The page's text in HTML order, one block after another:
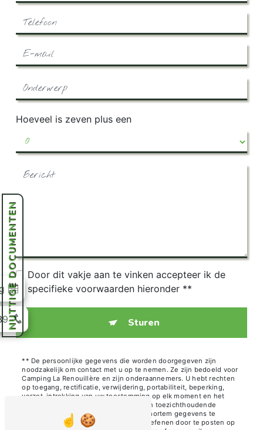
Hoeveel is zeven plus een
Door dit vakje aan te vinken accepteer ik de
specifieke voorwaarden hieronder **
Sturen
** De persoonlijke gegevens die worden doorgegeven zijn
noodzakelijk om contact met u op te nemen. Ze zijn bedoeld voor
Camping La Renouillère en zijn onderaannemers. U hebt rechten
op toegang, rectificatie, verwijdering, portabiliteit, beperking,
verzet, intrekking van uw toestemming op elk moment en het
recht om een klacht in te dienen bij een toezichthoudende
autoriteit, en niet het lot van uw post-mortem gegevens te
organiseren. Je kunt deze rechten uitoefenen door te posten op
NUTTIGE DOCUMENTEN